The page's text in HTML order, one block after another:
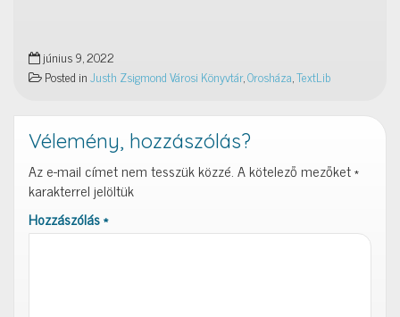
június 9, 2022
Posted inJusth Zsigmond Városi Könyvtár,Orosháza,TextLib
Vélemény, hozzászólás?
Az e-mail címet nem tesszük közzé.A kötelező mezőket*
karakterrel jelöltük
Hozzászólás*